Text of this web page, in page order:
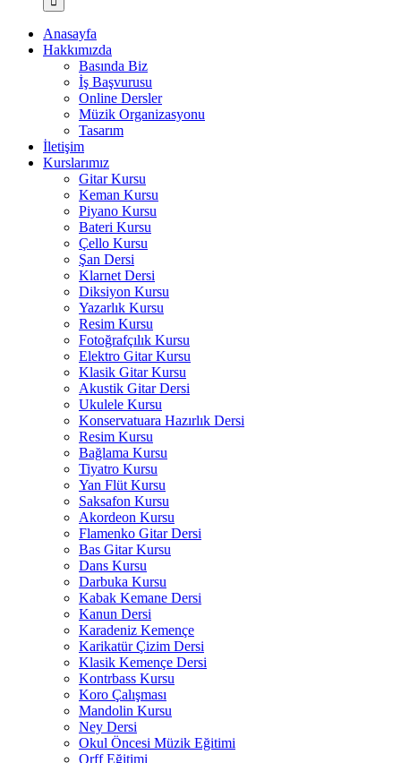
Anasayfa
Hakkımızda
Basında Biz
İş Başvurusu
Online Dersler
Müzik Organizasyonu
Tasarım
İletişim
Kurslarımız
Gitar Kursu
Keman Kursu
Piyano Kursu
Bateri Kursu
Çello Kursu
Şan Dersi
Klarnet Dersi
Diksiyon Kursu
Yazarlık Kursu
Resim Kursu
Fotoğrafçılık Kursu
Elektro Gitar Kursu
Klasik Gitar Kursu
Akustik Gitar Dersi
Ukulele Kursu
Konservatuara Hazırlık Dersi
Resim Kursu
Bağlama Kursu
Tiyatro Kursu
Yan Flüt Kursu
Saksafon Kursu
Akordeon Kursu
Flamenko Gitar Dersi
Bas Gitar Kursu
Dans Kursu
Darbuka Kursu
Kabak Kemane Dersi
Kanun Dersi
Karadeniz Kemençe
Karikatür Çizim Dersi
Klasik Kemençe Dersi
Kontrbass Kursu
Koro Çalışması
Mandolin Kursu
Ney Dersi
Okul Öncesi Müzik Eğitimi
Orff Eğitimi